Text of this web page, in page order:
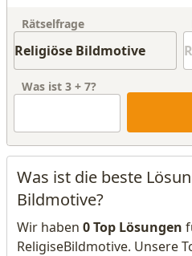
Rätselfrage
Was ist 3 + 7?
Was ist die beste
Bildmotive?
Wir haben 0 Top Lösungen
ReligiseBildmotive. Unsere